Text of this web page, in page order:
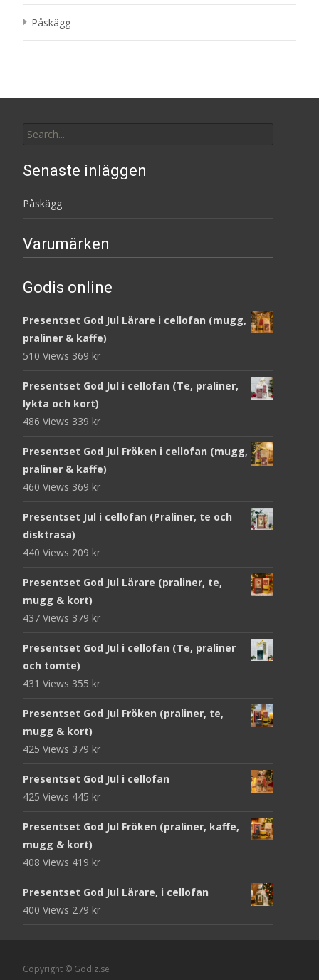
Påskägg
for:
Senaste inläggen
Påskägg
Varumärken
Godis online
Presentset God Jul Lärare i cellofan (mugg,
praliner & kaffe)
510 Views 369 kr
Presentset God Jul i cellofan (Te, praliner,
lykta och kort)
486 Views 339 kr
Presentset God Jul Fröken i cellofan (mugg,
praliner & kaffe)
460 Views 369 kr
Presentset Jul i cellofan (Praliner, te och
disktrasa)
440 Views 209 kr
Presentset God Jul Lärare (praliner, te,
mugg & kort)
437 Views 379 kr
Presentset God Jul i cellofan (Te, praliner
och tomte)
431 Views 355 kr
Presentset God Jul Fröken (praliner, te,
mugg & kort)
425 Views 379 kr
Presentset God Jul i cellofan
425 Views 445 kr
Presentset God Jul Fröken (praliner, kaffe,
mugg & kort)
408 Views 419 kr
Presentset God Jul Lärare, i cellofan
400 Views 279 kr
Copyright © Godiz.se